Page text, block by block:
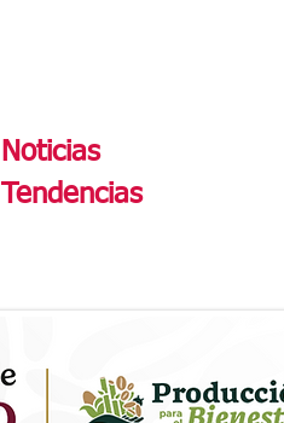
Noticias
Tendencias